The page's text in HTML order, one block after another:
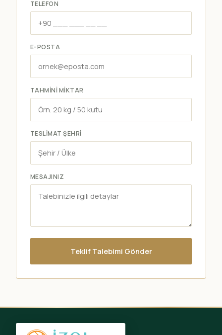
TELEFON
E-POSTA
TAHMINI MIKTAR
TESLIMAT ŞEHRI
MESAJINIZ
Teklif Talebimi Gönder